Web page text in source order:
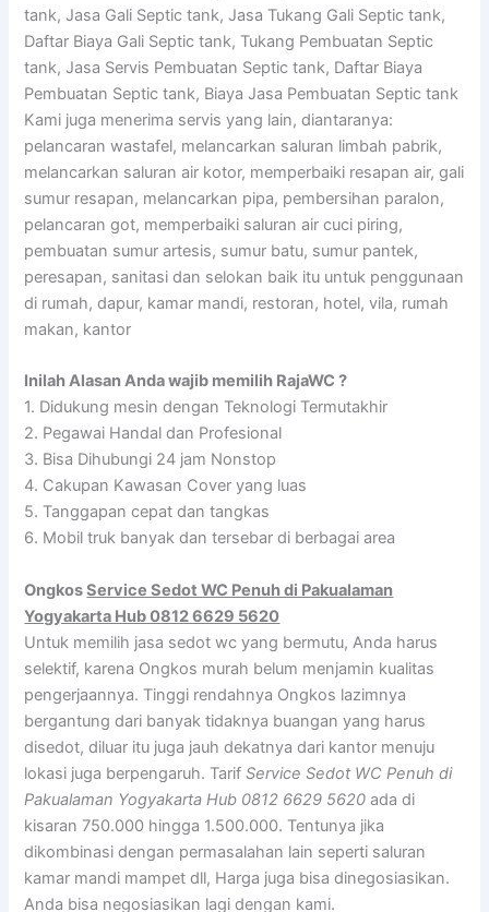
tank, Jasa Gali Septic tank, Jasa Tukang Gali Septic tank,
Daftar Biaya Gali Septic tank, Tukang Pembuatan Septic
tank, Jasa Servis Pembuatan Septic tank, Daftar Biaya
Pembuatan Septic tank, Biaya Jasa Pembuatan Septic tank
Kami juga menerima servis yang lain, diantaranya:
pelancaran wastafel, melancarkan saluran limbah pabrik,
melancarkan saluran air kotor, memperbaiki resapan air, gali
sumur resapan, melancarkan pipa, pembersihan paralon,
pelancaran got, memperbaiki saluran air cuci piring,
pembuatan sumur artesis, sumur batu, sumur pantek,
peresapan, sanitasi dan selokan baik itu untuk penggunaan
di rumah, dapur, kamar mandi, restoran, hotel, vila, rumah
makan, kantor
Inilah Alasan Anda wajib memilih RajaWC ?
1. Didukung mesin dengan Teknologi Termutakhir
2. Pegawai Handal dan Profesional
3. Bisa Dihubungi 24 jam Nonstop
4. Cakupan Kawasan Cover yang luas
5. Tanggapan cepat dan tangkas
6. Mobil truk banyak dan tersebar di berbagai area
OngkosService Sedot WC Penuh di Pakualaman
Yogyakarta Hub 0812 6629 5620
Untuk memilih jasa sedot wc yang bermutu, Anda harus
selektif, karena Ongkos murah belum menjamin kualitas
pengerjaannya. Tinggi rendahnya Ongkos lazimnya
bergantung dari banyak tidaknya buangan yang harus
disedot, diluar itu juga jauh dekatnya dari kantor menuju
lokasi juga berpengaruh. TarifService Sedot WC Penuh di
Pakualaman Yogyakarta Hub 0812 6629 5620 ada di
kisaran 750.000 hingga 1.500.000. Tentunya jika
dikombinasi dengan permasalahan lain seperti saluran
kamar mandi mampet dll, Harga juga bisa dinegosiasikan.
Anda bisa negosiasikan lagi dengan kami.